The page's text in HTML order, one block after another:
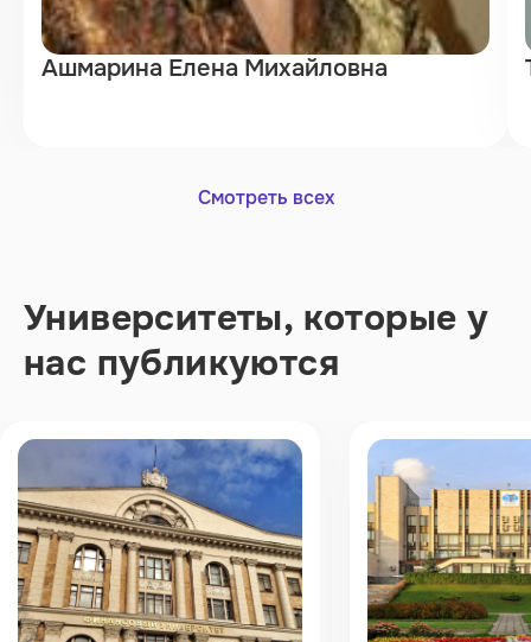
Ашмарина Елена Михайловна
Смотреть всех
Университеты, которые у
нас публикуются